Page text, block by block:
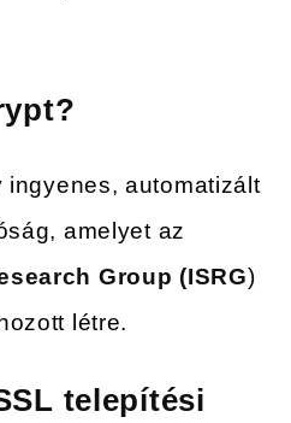
ingyenes, automatizált
amelyet az
Group (ISRG)
létre.
telepítési